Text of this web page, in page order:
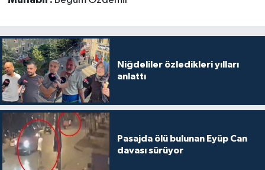
Niğdeliler özledikleri yılları
anlattı
Pasajda ölü bulunan Eyüp Can
davası sürüyor